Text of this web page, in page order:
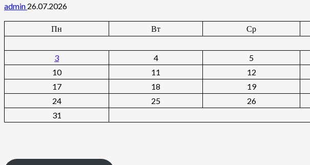
admin 26.07.2026
Пн
Вт Ср
3
4 5
10
11 12
17
18 19
24
25 26
31